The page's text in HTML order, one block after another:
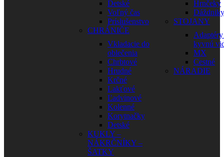
Detské
Voľný čas
Príslušenstvo
CHRÁNIČE
Vkladacie do
oblečenia
Chrbtové
Hrudné
Krčné
Lakťové
Ľadvinové
Kolenné
Korytnačky
Detské
KUKLY –
NÁKRČNÍKY –
ŠATKY
Hrnčeky
Dáždniky
STOJANY
kyvnú
MX
Cestné
NÁRADIE